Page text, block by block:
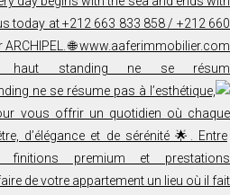
haut standing ne se résum